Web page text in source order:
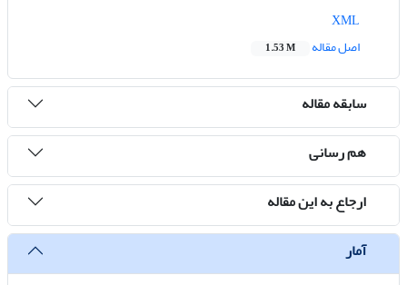
اصل مقاله
1.53 M
سابقه مقاله
هم رسانی
ارجاع به این مقاله
آمار